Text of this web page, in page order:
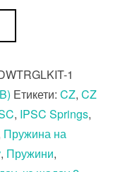
1
Етикети: CZ, CZ
, IPSC Springs,
Пружина на
, Пружини,